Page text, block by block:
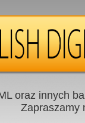
oraz innych
Zapraszamy